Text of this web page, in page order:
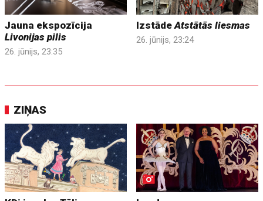
Jauna ekspozīcija
Livonijas pilis
26. jūnijs, 23:35
IzstādeAtstātās liesmas
26. jūnijs, 23:24
ZIŅAS